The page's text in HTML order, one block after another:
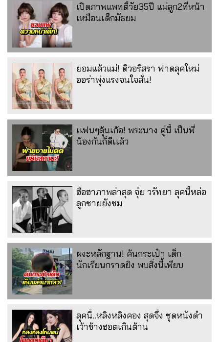
เปิดภาพแพทตี้วัย35ปี แม่ลูก2ที่หน้า
เหมือนเด็กมัธยม
ยอมแล้วแม่! ดิวอริสรา ฟาดลุคใหม่
ออร่าพุ่งแรงจนใจสั่น!
เเฟนๆลุ้นเก้อ! พระนาง คู่นี้ เป็นพี่
น้องกันก็ดีเเล้ว
ฮือฮาภาพล่าสุด จุ๋ย วรัทยา ลุคนี้หล่อ
ลูกชายยังชม
ผงะหลักฐาน! ค้นกระเป๋า เด็ก
นักเรียนกราดยิง พบสิ่งนี้เพียบ
ลุคนี้..หลิงหลิงคอง สุดจึ้ง ชุดหนังดำ
เว้าข้างฮอตเกินต้าน